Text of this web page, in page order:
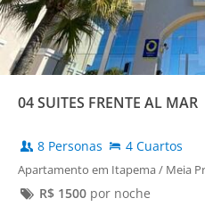
04 SUITES FRENTE AL MAR
8 Personas 4 Cuartos
Apartamento em Itapema / Meia
R$ 1500por noche